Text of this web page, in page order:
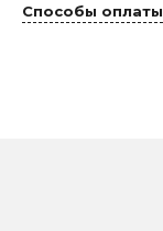
Способы оплаты